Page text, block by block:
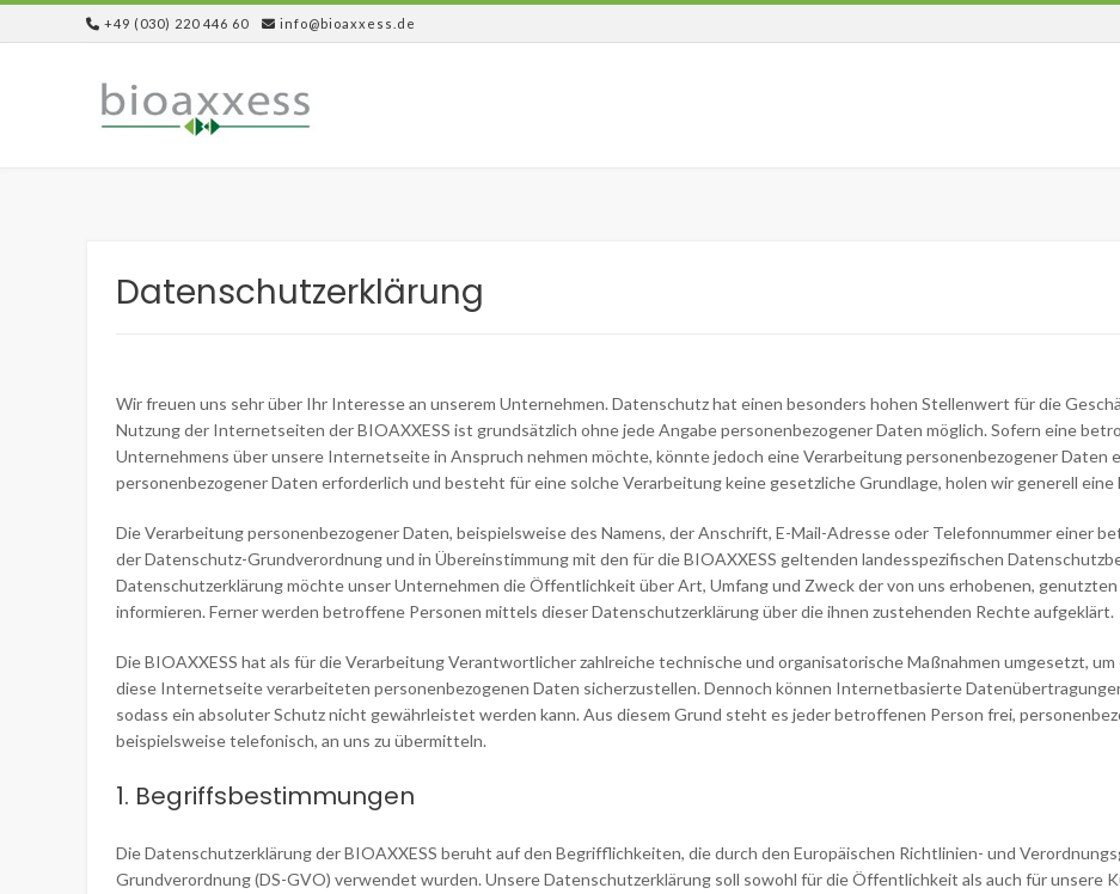
Skip
+49 (030) 220 446 60 info@bioaxxess.de
Datenschutzerklärung
Wir freuen uns sehr über Ihr Interesse an unserem Unternehmen. Datenschutz hat einen besonders hohen Stellenwert für die
Nutzung der Internetseiten der BIOAXXESS ist grundsätzlich ohne jede Angabe personenbezogener Daten möglich. Sofern eine
Unternehmens über unsere Internetseite in Anspruch nehmen möchte, könnte jedoch eine Verarbeitung personenbezogener Daten
personenbezogener Daten erforderlich und besteht für eine solche Verarbeitung keine gesetzliche Grundlage, holen wir generell
Die Verarbeitung personenbezogener Daten, beispielsweise des Namens, der Anschrift, E-Mail-Adresse oder Telefonnummer einer
der Datenschutz-Grundverordnung und in Übereinstimmung mit den für die BIOAXXESS geltenden landesspezifischen
Datenschutzerklärung möchte unser Unternehmen die Öffentlichkeit über Art, Umfang und Zweck der von uns erhobenen,
informieren. Ferner werden betroffene Personen mittels dieser Datenschutzerklärung über die ihnen zustehenden Rechte aufgeklärt.
Die BIOAXXESS hat als für die Verarbeitung Verantwortlicher zahlreiche technische und organisatorische Maßnahmen umgesetzt,
diese Internetseite verarbeiteten personenbezogenen Daten sicherzustellen. Dennoch können Internetbasierte
sodass ein absoluter Schutz nicht gewährleistet werden kann. Aus diesem Grund steht es jeder betroffenen Person frei,
beispielsweise telefonisch, an uns zu übermitteln.
1. Begriffsbestimmungen
Die Datenschutzerklärung der BIOAXXESS beruht auf den Begrifflichkeiten, die durch den Europäischen Richtlinien- und
Grundverordnung (DS-GVO) verwendet wurden. Unsere Datenschutzerklärung soll sowohl für die Öffentlichkeit als auch für unsere